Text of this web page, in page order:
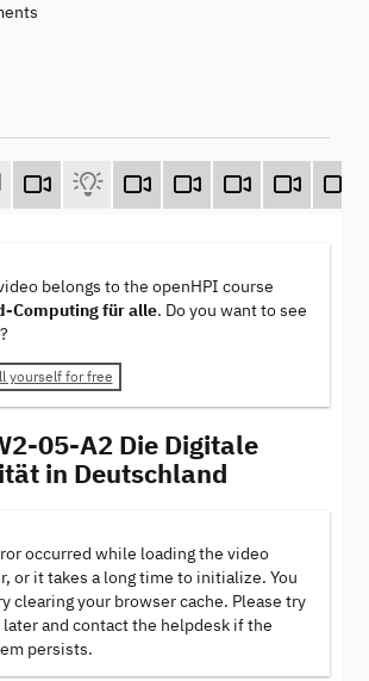
belongs to the openHPI course
Computing für alle. Do you want to see
yourself for free
05-A2 Die Digitale
in Deutschland
occurred while loading the video
or it takes a long time to initialize. You
clearing your browser cache. Please try
later and contact the helpdesk if the
persists.